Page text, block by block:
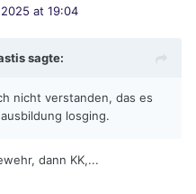
at 19:04
sagte:
nicht verstanden, das es
losging.
dann KK,...